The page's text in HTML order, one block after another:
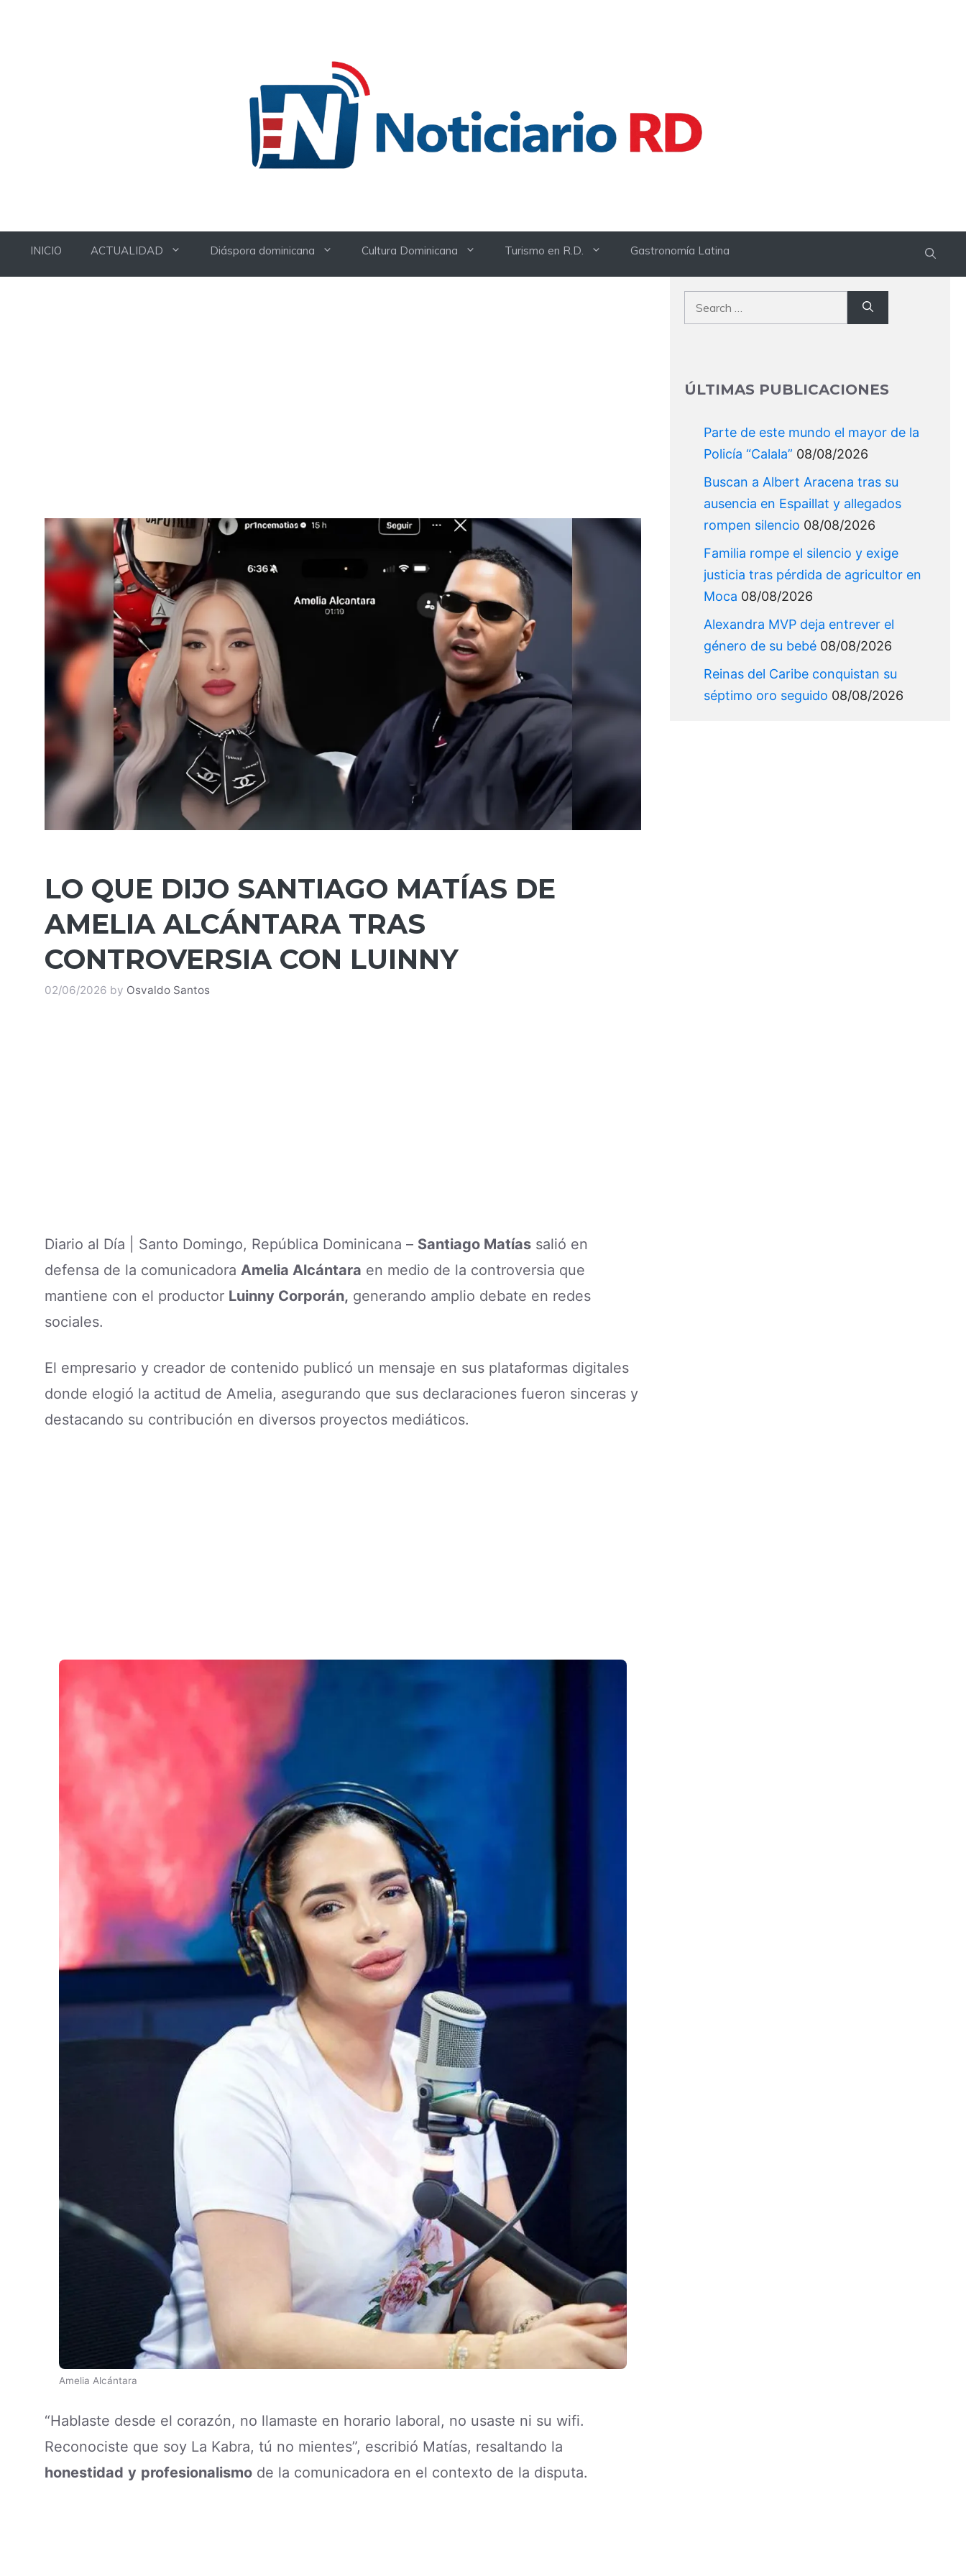
INICIO ACTUALIDAD Diáspora dominicana Cultura Dominicana Turismo en R.D. Gastronomía Latina
LO QUE DIJO SANTIAGO MATÍAS DE
AMELIA ALCÁNTARA TRAS
CONTROVERSIA CON LUINNY
02/06/2026 by Osvaldo Santos
Diario al Día | Santo Domingo, República Dominicana – Santiago Matías salió en
defensa de la comunicadora Amelia Alcántara en medio de la controversia que
mantiene con el productor Luinny Corporán, generando amplio debate en redes
sociales.
El empresario y creador de contenido publicó un mensaje en sus plataformas digitales
donde elogió la actitud de Amelia, asegurando que sus declaraciones fueron sinceras y
destacando su contribución en diversos proyectos mediáticos.
Amelia Alcántara
“Hablaste desde el corazón, no llamaste en horario laboral, no usaste ni su wifi.
Reconociste que soy La Kabra, tú no mientes”, escribió Matías, resaltando la
honestidad y profesionalismo de la comunicadora en el contexto de la disputa.
Search
for:
ÚLTIMAS PUBLICACIONES
Parte de este mundo el mayor de la
Policía “Calala” 08/08/2026
Buscan a Albert Aracena tras su
ausencia en Espaillat y allegados
rompen silencio 08/08/2026
Familia rompe el silencio y exige
justicia tras pérdida de agricultor en
Moca 08/08/2026
Alexandra MVP deja entrever el
género de su bebé 08/08/2026
Reinas del Caribe conquistan su
séptimo oro seguido 08/08/2026